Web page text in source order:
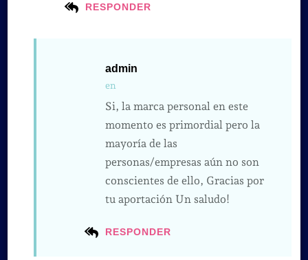
RESPONDER
admin
en
RESPONDER
Si, la marca personal en este
momento es primordial pero la
mayoría de las
personas/empresas aún no son
conscientes de ello, Gracias por
tu aportación Un saludo!